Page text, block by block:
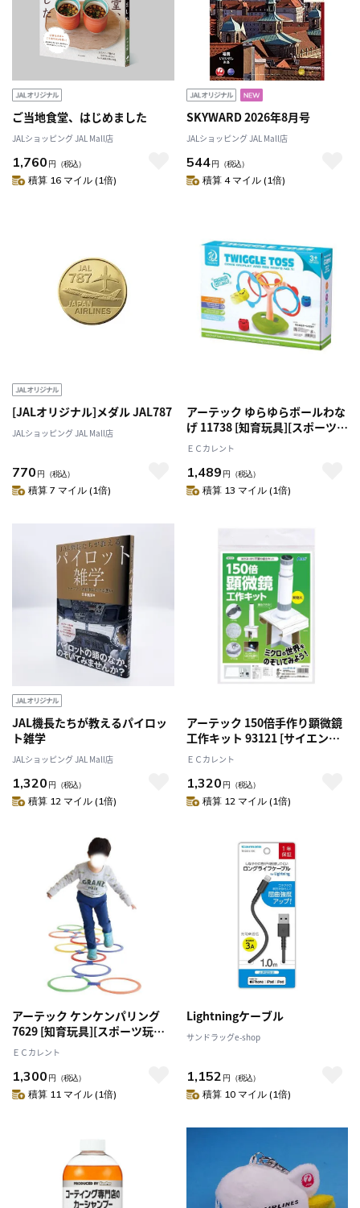
ご当地食堂、はじめました
JALショッピング JAL Mall店
1,760 円 （税込）
積算 16 マイル (1倍)
SKYWARD 2026年8月号
JALショッピング JAL Mall店
544円 （税込）
積算 4 マイル (1倍)
[JALオリジナル]メダル JAL787
JALショッピング JAL Mall店
770 円 （税込）
積算 7 マイル (1倍)
アーテック ゆらゆらボールわな
げ 11738 [知育玩具][スポーツ玩
具][輪投げ][わなげ][玉入れ][キ
[1人][2人]
ＥＣカレント
1,489 円 （税込）
積算 13 マイル (1倍)
JAL機長たちが教えるパイロッ
ト雑学
JALショッピング JAL Mall店
1,320 円 （税込）
積算 12 マイル (1倍)
アーテック 150倍手作り顕微鏡
工作キット 93121 [サイエンス
クラフト][ダンボールクラフト]
[実験キット][科学工作][自由研
究][工作][顕微鏡][理科][生物]
[観察][実験][夏休み]
ＥＣカレント
1,320 円 （税込）
積算 12 マイル (1倍)
アーテック ケンケンパリング
7629 [知育玩具][スポーツ玩具]
[体育][遊具][備品][運動][体操]
育園][学童][小学校][クラブ]
ＥＣカレント
1,300 円 （税込）
積算 11 マイル (1倍)
Lightningケーブル
サンドラッグe-shop
1,152 円 （税込）
積算 10 マイル (1倍)